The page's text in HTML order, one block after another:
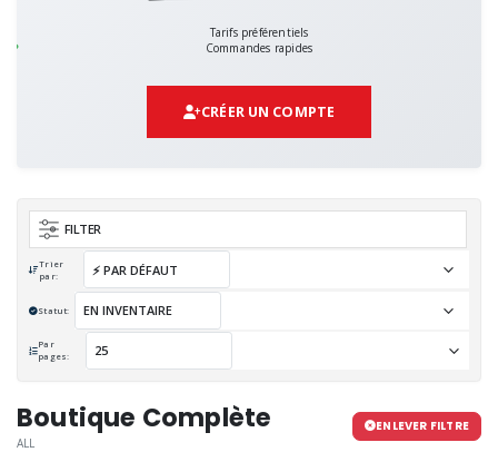
Tarifs préférentiels
Commandes rapides
CRÉER UN COMPTE
FILTER
Trier
par:
Statut:
Par
pages:
Boutique Complète
ALL
ENLEVER FILTRE